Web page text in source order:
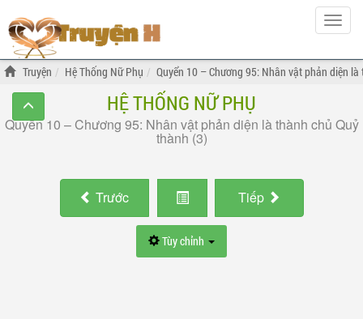
Hiện
menu
Truyện Hệ Thống Nữ Phụ Quyển 10 – Chương 95: Nhân vật phản diện
HỆ THỐNG NỮ PHỤ
Quyển 10 – Chương 95: Nhân vật phản diện là thành chủ Quỷ
thành (3)
Trước Tiếp
Tùy chỉnh